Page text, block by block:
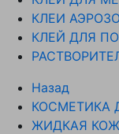
КЛЕИ
КЛЕЙ ДЛЯ
Назад
КОСМЕТИКА
ЖИДКАЯ